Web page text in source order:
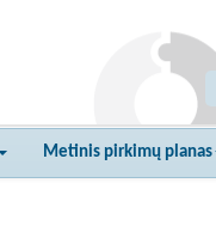
Metinis pirkimų planas